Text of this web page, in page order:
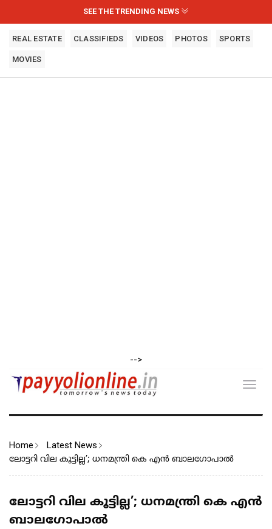
SEE THE TRENDING NEWS
REAL ESTATE CLASSIFIEDS VIDEOS PHOTOS SPORTS
MOVIES
-->
Home Latest News
ലോട്ടറി വില കൂട്ടില്ല’; ധനമന്ത്രി കെ എൻ ബാലഗോപാൽ
ലോട്ടറി വില കൂട്ടില്ല’; ധനമന്ത്രി കെ എൻ
ബാലഗോപാൽ